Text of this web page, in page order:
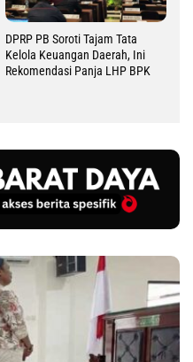
DPRP PB Soroti Tajam Tata
Kelola Keuangan Daerah, Ini
Rekomendasi Panja LHP BPK